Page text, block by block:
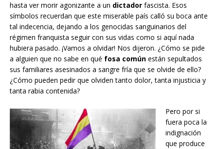
hasta ver morir agonizante a un dictador fascista. Esos
símbolos recuerdan que este miserable país calló su boca ante
tal indecencia, dejando a los genocidas sanguinarios del
régimen franquista seguir con sus vidas como si aquí nada
hubiera pasado. ¡Vamos a olvidar! Nos dijeron. ¿Cómo se pide
a alguien que no sabe en qué fosa común están sepultados
sus familiares asesinados a sangre fría que se olvide de ello?
¿Cómo pueden pedir que olviden tanto dolor, tanta injusticia y
tanta rabia contenida?
Pero por si
fuera poca la
indignación
que produce